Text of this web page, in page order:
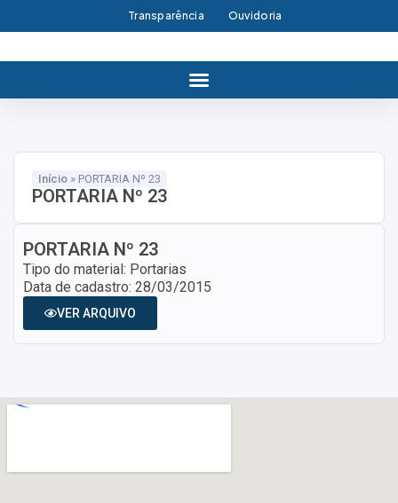
Transparência Ouvidoria
Início » PORTARIA Nº 23
PORTARIA Nº 23
PORTARIA Nº 23
Tipo do material: Portarias
Data de cadastro: 28/03/2015
VER ARQUIVO